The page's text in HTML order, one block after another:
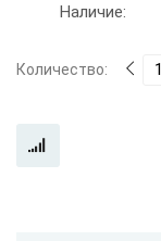
Наличие:
Количество: